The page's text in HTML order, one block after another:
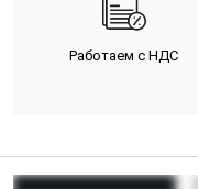
Работаем с НДС